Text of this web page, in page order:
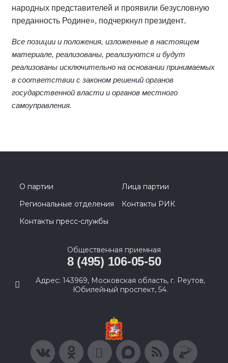
народных представителей и проявили безусловную
преданность Родине», подчеркнул президент.
Все позиции и положения, изложенные в настоящем
материале, реализованы, реализуются и будут
реализованы исключительно на основании принимаемых
в соответствии с законом решений органов
государственной власти и органов местного
самоуправления.
О партии
Лица партии
Региональные отделения
Контакты РИК
Контакты пресс-службы
Общественная приемная
8 (495) 106-05-50
Адрес: 143969, Московская область, г. Реутов,
Юбилейный проспект, 54.